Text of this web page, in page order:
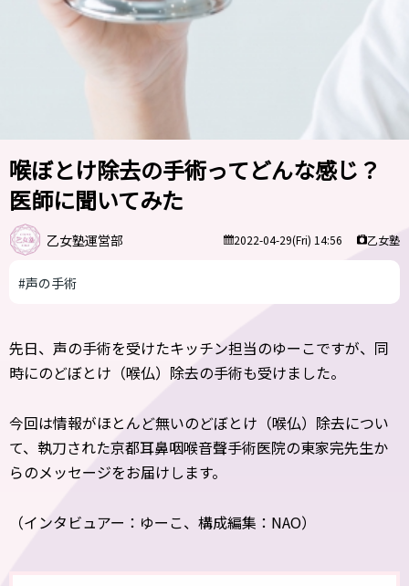
喉ぼとけ除去の手術ってどんな感じ？
医師に聞いてみた
乙女塾運営部 2022-04-29(Fri) 14:56 乙女塾
#声の手術
先日、声の手術を受けたキッチン担当のゆーこですが、同
時にのどぼとけ（喉仏）除去の手術も受けました。
今回は情報がほとんど無いのどぼとけ（喉仏）除去につい
て、執刀された京都耳鼻咽喉音聲手術医院の東家完先生か
らのメッセージをお届けします。
（インタビュアー：ゆーこ、構成編集：NAO）